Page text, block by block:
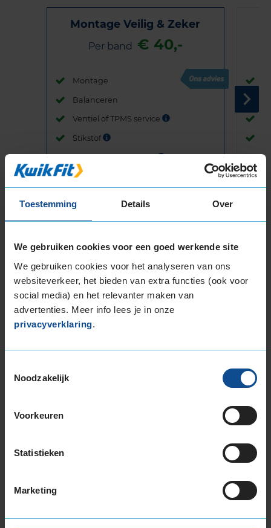
Toestemming Details Over
We gebruiken cookies voor een goed werkende site
We gebruiken cookies voor het analyseren van ons
websiteverkeer, het bieden van extra functies (ook voor
social media) en het relevanter maken van
advertenties. Meer info lees je in onze
privacyverklaring.
Noodzakelijk
Voorkeuren
Statistieken
Marketing
Montage Veilig & Zeker
Per band € 40,-
Montage
Balanceren
Ventiel of TPMS service
Stikstof
of
3
Beschikbare bandenmaten
16-inch banden
195/55R16 91V EXTRALOAD
195/60R16 93V EXTRALOAD
205/55R16 91V
205/55R16 94V EXTRALOAD